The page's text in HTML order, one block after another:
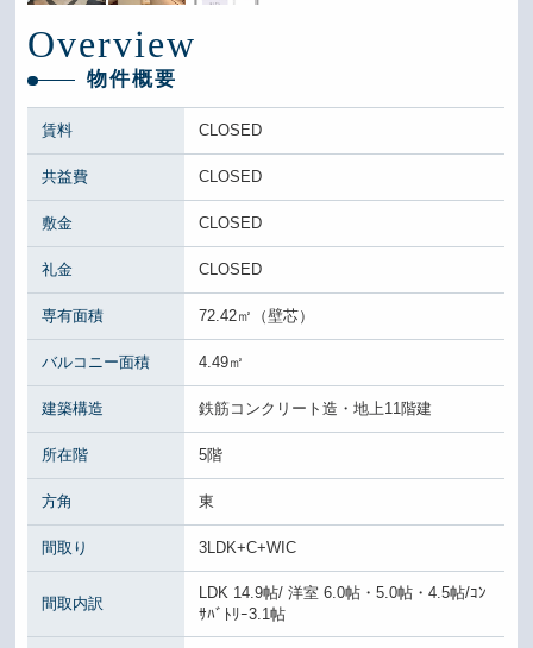
Overview
物件概要
賃料 CLOSED
共益費 CLOSED
敷金 CLOSED
礼金 CLOSED
専有面積 72.42㎡（壁芯）
バルコニー面積 4.49㎡
建築構造 鉄筋コンクリート造・地上11階建
所在階 5階
方角 東
間取り 3LDK+C+WIC
間取内訳
LDK 14.9帖/ 洋室 6.0帖・5.0帖・4.5帖/ｺﾝ
ｻﾊﾞﾄﾘｰ3.1帖